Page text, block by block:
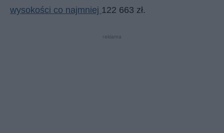
wysokości co najmniej 122 663 zł.
reklama